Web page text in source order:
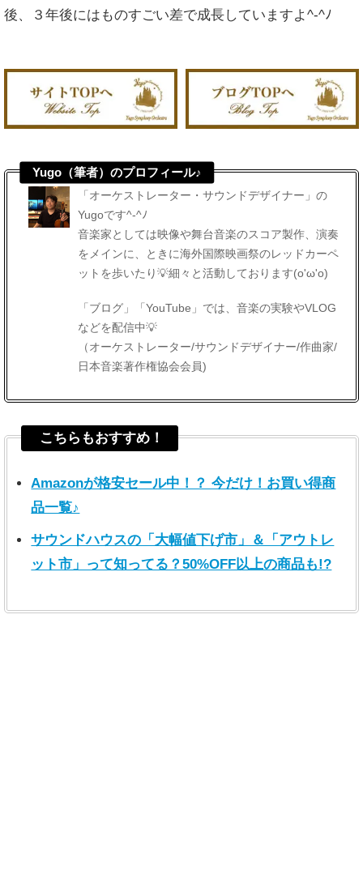
後、３年後にはものすごい差で成長していますよ^-^ﾉ
Yugo（筆者）のプロフィール♪
「オーケストレーター・サウンドデザイナー」の
Yugoです^-^ﾉ
音楽家としては映像や舞台音楽のスコア製作、演奏
をメインに、ときに海外国際映画祭のレッドカーペ
ットを歩いたり💡細々と活動しております(o'ω'o)
「ブログ」「YouTube」では、音楽の実験やVLOG
などを配信中💡
（オーケストレーター/サウンドデザイナー/作曲家/
日本音楽著作権協会会員)
こちらもおすすめ！
Amazonが格安セール中！？ 今だけ！お買い得商
品一覧♪
サウンドハウスの「大幅値下げ市」＆「アウトレ
ット市」って知ってる？50%OFF以上の商品も!?